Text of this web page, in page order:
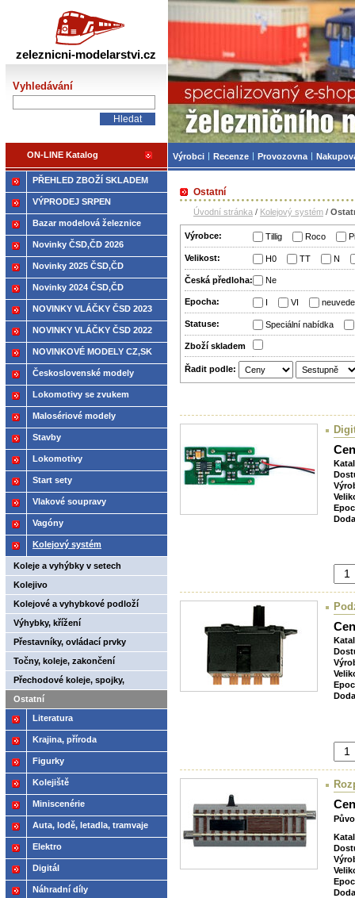
Ostatní
Úvodní stránka / Kolejový systém /
Výrobce: Tillig Roco
Velikost: H0 TT N
Česká předloha: Ne
Epocha: I VI
Statuse: Speciální nabídka
Zboží­ skladem
Řadit podle:
PŘEHLED ZBOŽÍ SKLADEM
VÝPRODEJ SRPEN
Bazar modelová železnice
Novinky ČSD,ČD 2026
Novinky 2025 ČSD,ČD
Novinky 2024 ČSD,ČD
NOVINKY VLÁČKY ČSD 2023
NOVINKY VLÁČKY ČSD 2022
NOVINKOVÉ MODELY CZ,SK
2021
Československé modely
ČSD,ČD
Lokomotivy se zvukem
Malosériové modely
Stavby
Lokomotivy
Start sety
Vlakové soupravy
Vagóny
Kolejový systém
Koleje a vyhýbky v setech
Kolejivo
Kolejové a vyhybkové podloží
Výhybky, křížení
Přestavníky, ovládací prvky
Točny, koleje, zakončení
Přechodové koleje, spojky,
rozpojovače
Ostatní
Literatura
Krajina, příroda
Figurky
Kolejiště
Miniscenérie
Auta, lodě, letadla, tramvaje
Elektro
Digitál
Náhradní díly
zeleznicni-modelarstvi.cz
Vyhledávání
ON-LINE Katalog
Železniční
Výrobci Recenze Provozovna